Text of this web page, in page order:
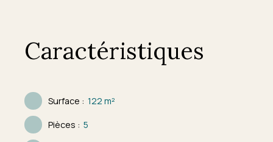
Caractéristiques
Surface : 122m²
Pièces : 5